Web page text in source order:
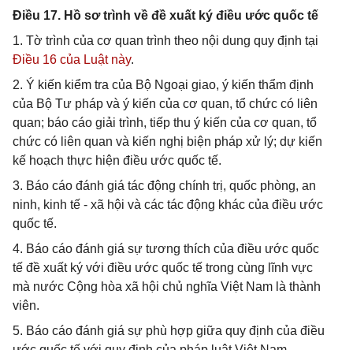
Điều 17. Hồ sơ trình về đề xuất ký điều ước quốc tế
1. Tờ trình của cơ quan trình theo nội dung quy định tại
Điều 16 của Luật này.
2. Ý kiến kiểm tra của Bộ Ngoại giao, ý kiến thẩm định
của Bộ Tư pháp và ý kiến của cơ quan, tổ chức có liên
quan; báo cáo giải trình, tiếp thu ý kiến của cơ quan, tổ
chức có liên quan và kiến nghị biện pháp xử lý; dự kiến
kế hoạch thực hiện điều ước quốc tế.
3. Báo cáo đánh giá tác động chính trị, quốc phòng, an
ninh, kinh tế - xã hội và các tác động khác của điều ước
quốc tế.
4. Báo cáo đánh giá sự tương thích của điều ước quốc
tế đề xuất ký với điều ước quốc tế trong cùng lĩnh vực
mà nước Cộng hòa xã hội chủ nghĩa Việt Nam là thành
viên.
5. Báo cáo đánh giá sự phù hợp giữa quy định của điều